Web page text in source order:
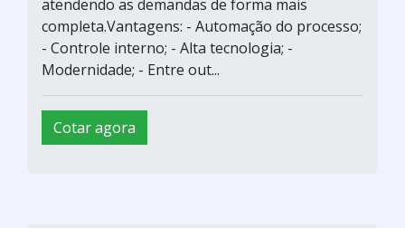
atendendo as demandas de forma mais
completa.Vantagens: - Automação do processo;
- Controle interno; - Alta tecnologia; -
Modernidade; - Entre out...
Cotar agora